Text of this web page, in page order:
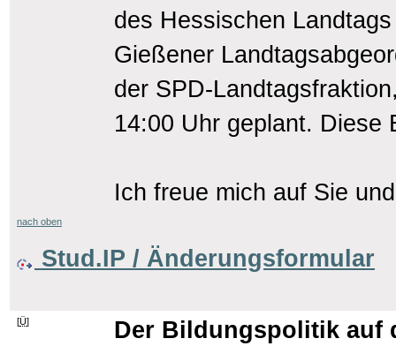
des Hessischen
Gießener
der SPD-
14:00 Uhr geplant. Diese
Ich freue mich auf Sie
nach oben
Stud.IP / Änderungsformular
[Ü] Der Bildungspolitik auf